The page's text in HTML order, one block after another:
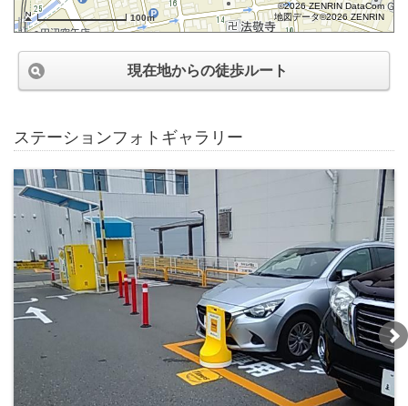
100m
©2026 ZENRIN DataCom
地図データ©2026 ZENRIN
現在地からの徒歩ルート
ステーションフォトギャラリー